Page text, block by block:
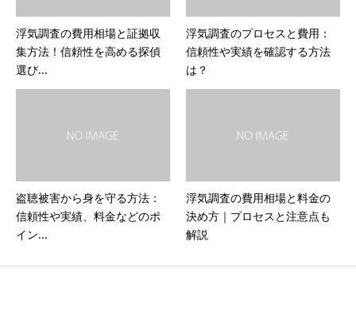
浮気調査の費用相場と証拠収
集方法！信頼性を高める探偵
選び...
浮気調査のプロセスと費用：
信頼性や実績を確認する方法
は？
盗聴被害から身を守る方法：
信頼性や実績、料金などのポ
イン...
浮気調査の費用相場と料金の
決め方｜プロセスと注意点も
解説